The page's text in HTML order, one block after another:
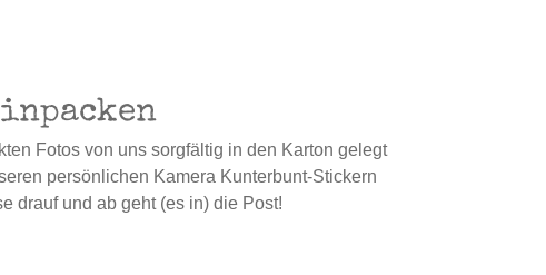
Fotos von uns sorgfältig in den Karton gelegt
persönlichen Kamera Kunterbunt-Stickern
drauf und ab geht (es in) die Post!